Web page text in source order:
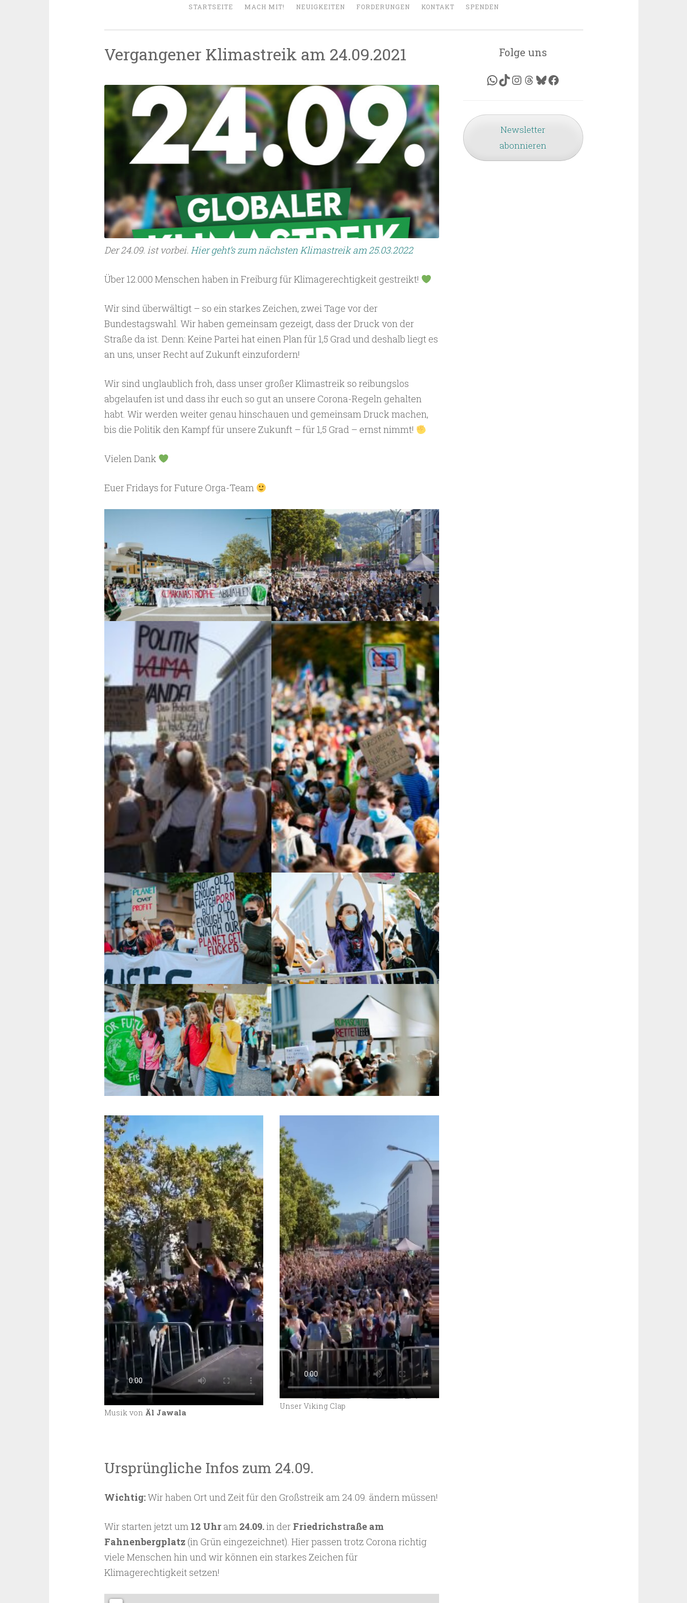
STARTSEITE MACH MIT! NEUIGKEITEN FORDERUNGEN KONTAKT SPENDEN
Vergangener Klimastreik am 24.09.2021
Der 24.09. ist vorbei. Hier geht’s zum nächsten Klimastreik am 25.03.2022
Über 12.000 Menschen haben in Freiburg für Klimagerechtigkeit gestreikt!
Wir sind überwältigt – so ein starkes Zeichen, zwei Tage vor der
Bundestagswahl. Wir haben gemeinsam gezeigt, dass der Druck von der
Straße da ist. Denn: Keine Partei hat einen Plan für 1,5 Grad und deshalb liegt es
an uns, unser Recht auf Zukunft einzufordern!
Wir sind unglaublich froh, dass unser großer Klimastreik so reibungslos
abgelaufen ist und dass ihr euch so gut an unsere Corona-Regeln gehalten
habt. Wir werden weiter genau hinschauen und gemeinsam Druck machen,
bis die Politik den Kampf für unsere Zukunft – für 1,5 Grad – ernst nimmt!
Vielen Dank
Euer Fridays for Future Orga-Team
Musik von Äl Jawala
Unser Viking Clap
Ursprüngliche Infos zum 24.09.
Wichtig:Wir haben Ort und Zeit für den Großstreik am 24.09. ändern müssen!
Wir starten jetzt um 12 Uhram 24.09.in der Friedrichstraße am
Fahnenbergplatz (in Grün eingezeichnet). Hier passen trotz Corona richtig
viele Menschen hin und wir können ein starkes Zeichen für
Klimagerechtigkeit setzen!
Folge uns
WhatsApp
TikTok
Instagram
Threads
Bluesky
Facebook
Newsletter
abonnieren